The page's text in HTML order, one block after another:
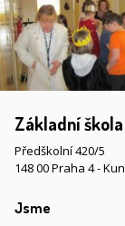
Základní
Předškolní 420/5
148 00 Praha 4 -
Jsme